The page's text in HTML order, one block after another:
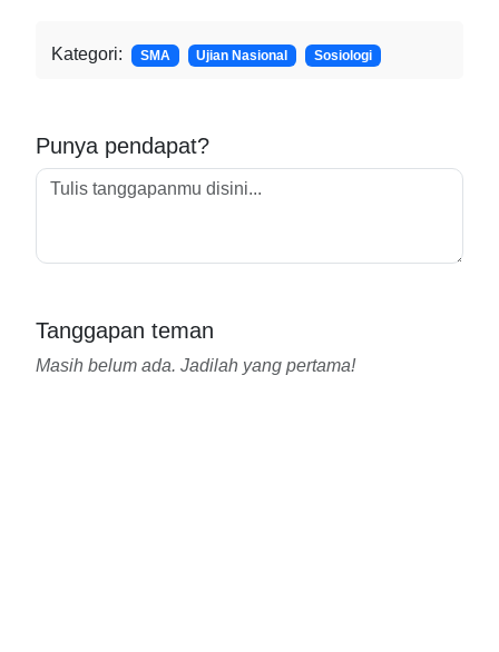
Kategori: SMA Ujian Nasional Sosiologi
Punya pendapat?
Tanggapan teman
Masih belum ada. Jadilah yang pertama!